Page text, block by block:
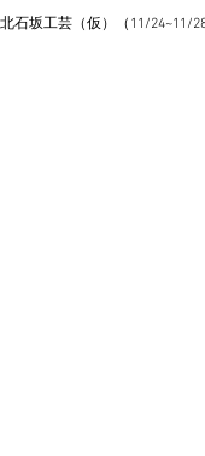
石坂工芸（仮）（11/24~11/